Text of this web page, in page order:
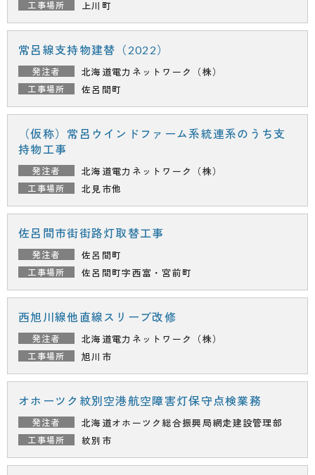
上川町
北海道電力ネットワーク（株）
常呂線支持物建替（2022）
佐呂間町
北海道電力ネットワーク（株）
（仮称）常呂ウインドファーム系統連系のうち支
持物工事
北見市他
佐呂間町
佐呂間市街街路灯取替工事
佐呂間町字西富・宮前町
北海道電力ネットワーク（株）
西旭川線他直線スリーブ改修
旭川市
北海道オホーツク総合振興局網走建設管理部
オホーツク紋別空港航空障害灯保守点検業務
紋別市